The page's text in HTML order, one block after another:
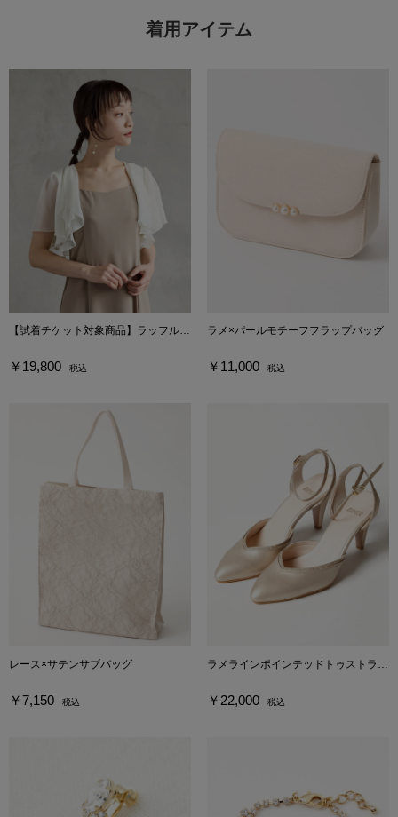
着用アイテム
【試着チケット対象商品】ラッフルシフォンボレロ
￥19,800 税込
ラメ×パールモチーフフラップバッグ
￥11,000 税込
レース×サテンサブバッグ
￥7,150 税込
ラメラインポインテッドトゥストラップパンプス
￥22,000 税込